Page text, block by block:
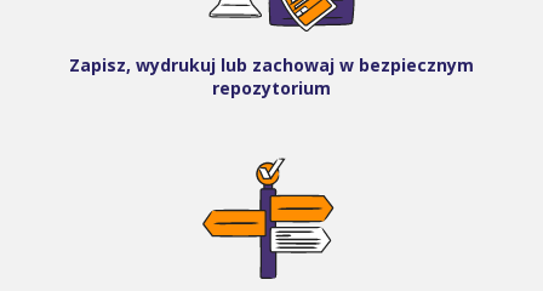
Zapisz, wydrukuj lub zachowaj w bezpiecznym
repozytorium